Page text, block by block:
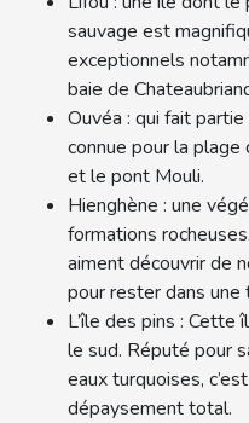
sauvage est
exceptionnels
baie de
Ouvéa : qui fait
connue pour la
et le pont Mouli.
Hienghène : une
formations
aiment découvrir de
pour rester dans une
L’île des pins : Cette
le sud. Réputé pour
eaux turquoises,
dépaysement total.